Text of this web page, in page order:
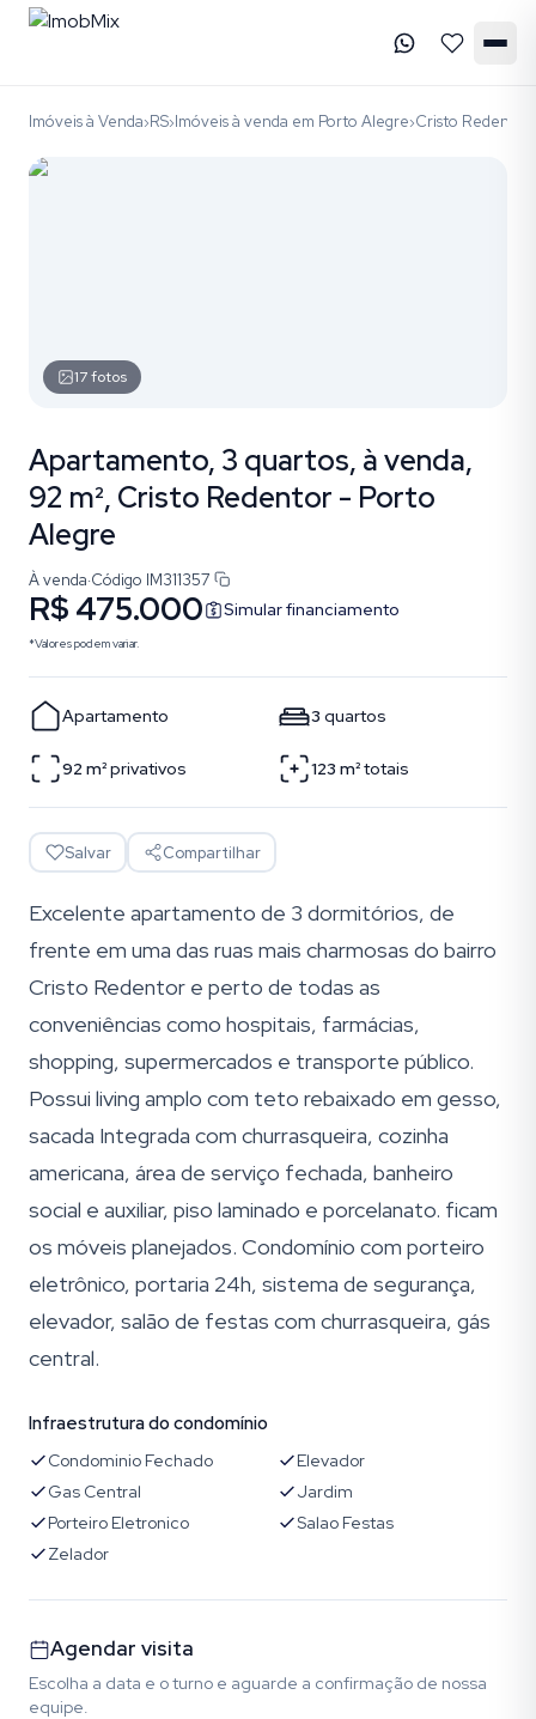
Imóveis à Venda›RS›Imóveis à venda em Porto Alegre›Cristo Redentor
17fotos
Apartamento, 3 quartos, à venda,
92 m², Cristo Redentor - Porto
Alegre
À venda·Código IM311357
R$ 475.000 Simular financiamento
*Valores podem variar.
Apartamento 3 quartos
92 m²privativos 123 m²totais
Salvar Compartilhar
Excelente apartamento de 3 dormitórios, de
frente em uma das ruas mais charmosas do bairro
Cristo Redentor e perto de todas as
conveniências como hospitais, farmácias,
shopping, supermercados e transporte público.
Possui living amplo com teto rebaixado em gesso,
sacada Integrada com churrasqueira, cozinha
americana, área de serviço fechada, banheiro
social e auxiliar, piso laminado e porcelanato. ficam
os móveis planejados. Condomínio com porteiro
eletrônico, portaria 24h, sistema de segurança,
elevador, salão de festas com churrasqueira, gás
central.
Infraestrutura do condomínio
Condominio Fechado
Elevador
Gas Central
Jardim
Porteiro Eletronico
Salao Festas
Zelador
Agendar visita
Escolha a data e o turno e aguarde a confirmação de nossa
equipe.